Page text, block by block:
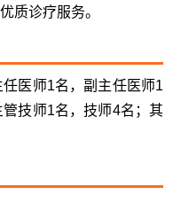
质诊疗服务。
医师1名，副主任医师1
技师1名，技师4名；其